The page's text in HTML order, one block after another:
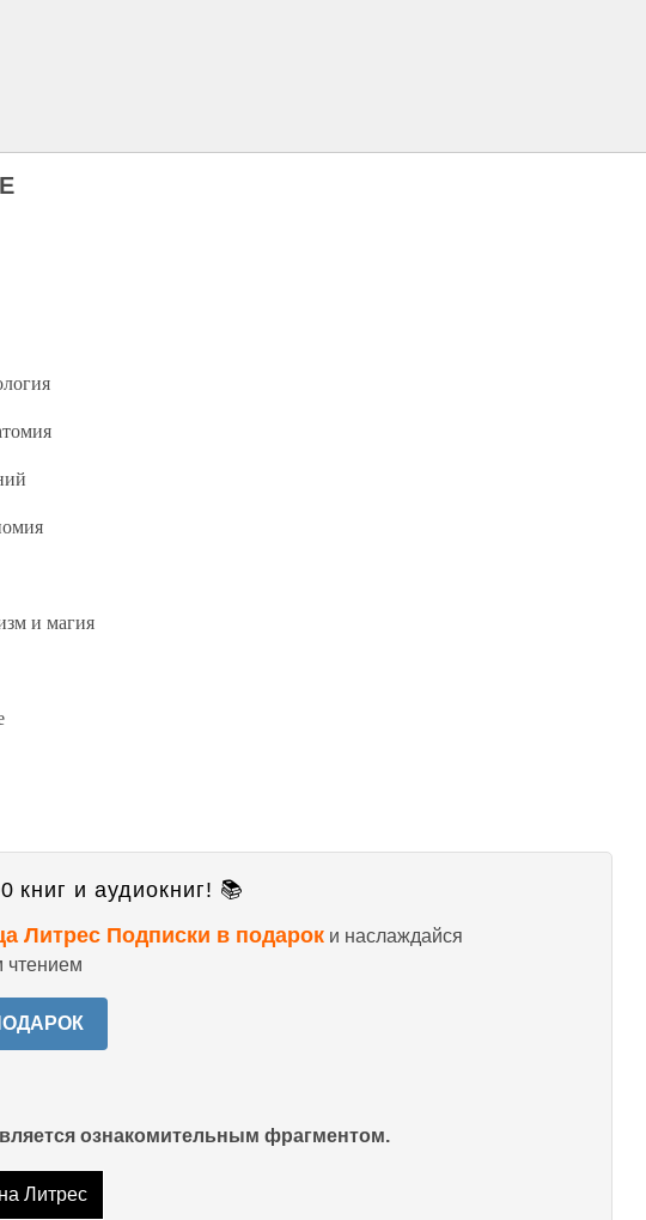
и магия
книг и аудиокниг! 📚
Литрес Подписки в подарок и наслаждайся
чтением
ознакомительным фрагментом.
Литрес